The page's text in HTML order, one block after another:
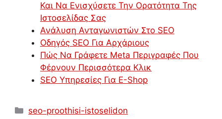
Και Να Ενισχύσετε Την Ορατότητα Της
Ιστοσελίδας Σας
Ανάλυση Ανταγωνιστών Στο SEO
Οδηγός SEO Για Αρχάριους
Πώς Να Γράφετε Meta Περιγραφές Που
Φέρνουν Περισσότερα Κλικ
SEO Υπηρεσίες Για E-Shop
Κατηγορίες
seo-proothisi-istoselidon